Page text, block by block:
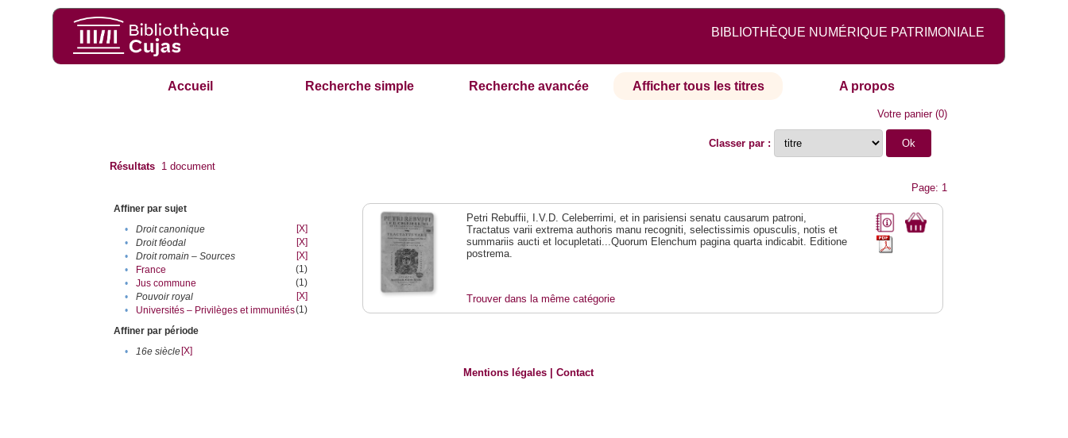
BIBLIOTHÈQUE NUMÉRIQUE PATRIMONIALE
Accueil Recherche simple Recherche avancée Afficher tous les titres A propos
Votre panier(0)
Classer par :
Résultats 1 document
Page: 1
Affiner par sujet
•
Droit canonique
[X]
•
Droit féodal
[X]
•
Droit romain – Sources
[X]
•
France
(1)
•
Jus commune
(1)
•
Pouvoir royal
[X]
•
Universités – Privilèges et immunités(1)
Affiner par période
•
16e siècle[X]
Petri Rebuffii, I.V.D. Celeberrimi, et in parisiensi senatu causarum patroni,
Tractatus varii extrema authoris manu recogniti, selectissimis opusculis, notis et
summariis aucti et locupletati...Quorum Elenchum pagina quarta indicabit. Editione
postrema.
Trouver dans la même catégorie
Mentions légales |Contact